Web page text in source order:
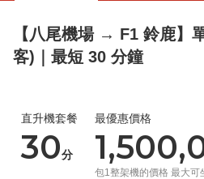
【八尾機場 → F1 鈴鹿】
客)｜最短 30 分鐘
直升機套餐
30分
最優惠價格
包1整架機的價格 最大可